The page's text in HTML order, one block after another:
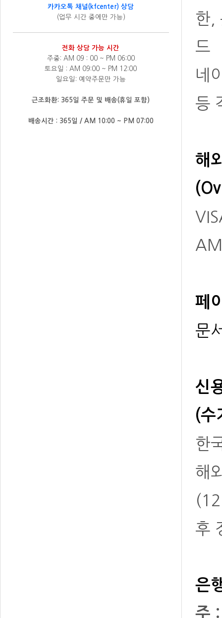
카카오톡 채널(kfcenter) 상담
(업무 시간 중에만 가능)
전화 상담 가능 시간
주중: AM 09 : 00 ~ PM 06:00
토요일 : AM 09:00 ~ PM 12:00
일요일: 예약주문만 가능
근조화환: 365일 주문 및 배송(휴일 포함)
배송시간 : 365일 / AM 10:00 ~ PM 07:00
한,
드
네
등
해
페
문
신
(수
한
해
후
은
주